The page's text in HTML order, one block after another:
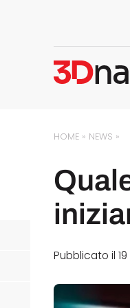
HOME » NEWS »
Pubblicato il